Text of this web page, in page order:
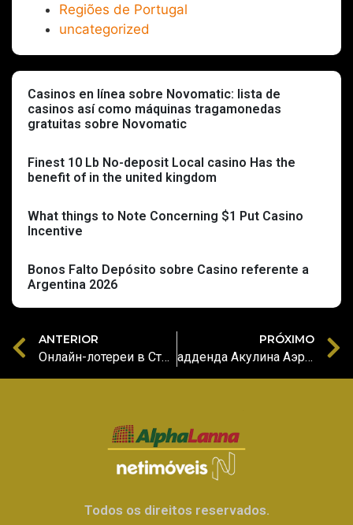
Regiões de Portugal
uncategorized
Casinos en línea sobre Novomatic: lista de
casinos así­ como máquinas tragamonedas
gratuitas sobre Novomatic
Finest 10 Lb No-deposit Local casino Has the
benefit of in the united kingdom
What things to Note Concerning $1 Put Casino
Incentive
Bonos Falto Depósito sobre Casino referente a
Argentina 2026
ANTERIOR
Онлайн-лотереи в Стране Казахстане: а как играть а вот также бить изо Loto Club Costa Rica
PRÓXIMO
адденда Акулина Аэроклуб KZ в видах забавы во лотереи интерактивный Закачать Лото Аэроклуб во Стране Казахстане
Todos os direitos reservados.